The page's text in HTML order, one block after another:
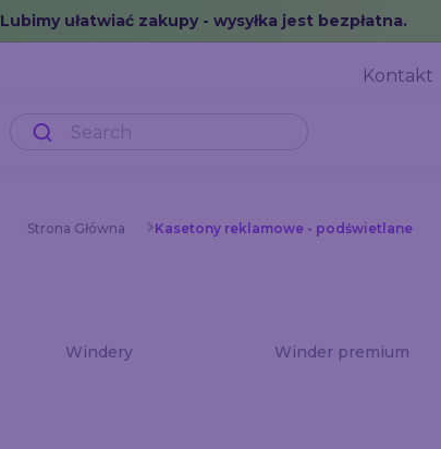
Lubimy ułatwiać zakupy - wysyłka jest bezpłatna.
Kontakt
Strona Główna Kasetony reklamowe - podświetlane
Windery Winder premium